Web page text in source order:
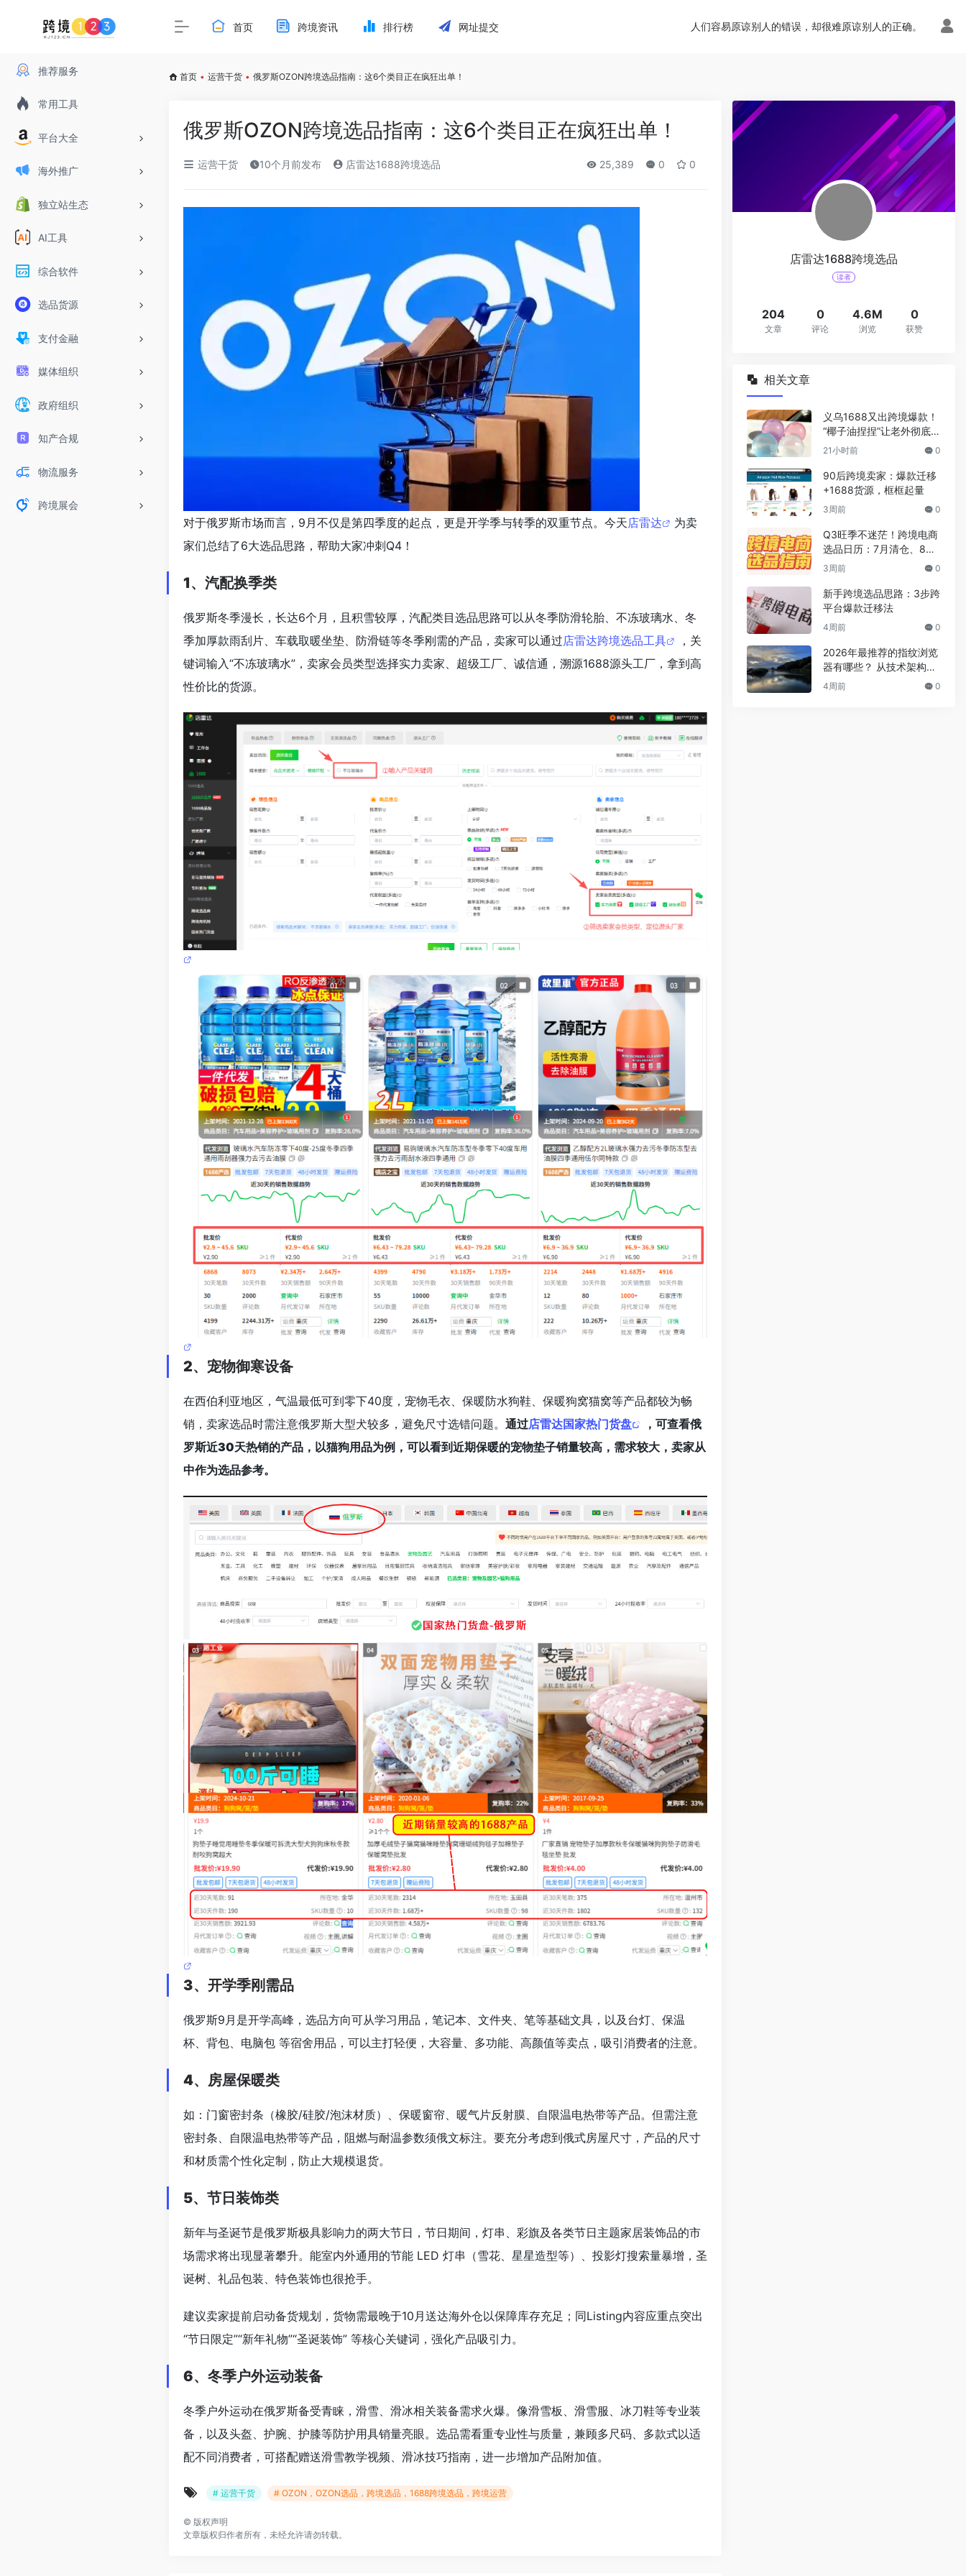
推荐服务
常用工具
平台大全
海外推广
独立站生态
AI工具
综合软件
选品货源
支付金融
媒体组织
政府组织
知产合规
物流服务
跨境展会
首页 跨境资讯 排行榜 网址提交 人们容易原谅别人的错误，却很难原谅别人的正确。
首页 • 运营干货 • 俄罗斯OZON跨境选品指南：这6个类目正在疯狂出单！
俄罗斯OZON跨境选品指南：这6个类目正在疯狂出单！
运营干货 10个月前发布 店雷达1688跨境选品 25,389 0 0
对于俄罗斯市场而言，9月不仅是第四季度的起点，更是开学季与转季的双重节点。今天店雷达
为卖
家们总结了6大选品思路，帮助大家冲刺Q4！
1、汽配换季类
俄罗斯冬季漫长，长达6个月，且积雪较厚，汽配类目选品思路可以从冬季防滑轮胎、不冻玻璃水、冬
季加厚款雨刮片、车载取暖坐垫、防滑链等冬季刚需的产品，卖家可以通过店雷达跨境选品工具
，关
键词输入“不冻玻璃水”，卖家会员类型选择实力卖家、超级工厂、诚信通，溯源1688源头工厂，拿到高
性价比的货源。
2、宠物御寒设备
在西伯利亚地区，气温最低可到零下40度，宠物毛衣、保暖防水狗鞋、保暖狗窝猫窝等产品都较为畅
销，卖家选品时需注意俄罗斯大型犬较多，避免尺寸选错问题。 通过店雷达国家热门货盘
，可查看俄
罗斯近30天热销的产品，以猫狗用品为例，可以看到近期保暖的宠物垫子销量较高，需求较大，卖家从
中作为选品参考。
3、开学季刚需品
俄罗斯9月是开学高峰，选品方向可从学习用品，笔记本、文件夹、笔等基础文具，以及台灯、保温
杯、背包、电脑包 等宿舍用品，可以主打轻便，大容量、多功能、高颜值等卖点，吸引消费者的注意。
4、房屋保暖类
如：门窗密封条（橡胶/硅胶/泡沫材质）、保暖窗帘、暖气片反射膜、自限温电热带等产品。但需注意
密封条、自限温电热带等产品，阻燃与耐温参数须俄文标注。要充分考虑到俄式房屋尺寸，产品的尺寸
和材质需个性化定制，防止大规模退货。
5、节日装饰类
新年与圣诞节是俄罗斯极具影响力的两大节日，节日期间，灯串、彩旗及各类节日主题家居装饰品的市
场需求将出现显著攀升。能室内外通用的节能 LED 灯串（雪花、星星造型等）、投影灯搜索量暴增，圣
诞树、礼品包装、特色装饰也很抢手。
建议卖家提前启动备货规划，货物需最晚于10月送达海外仓以保障库存充足；同Listing内容应重点突出
“节日限定”“新年礼物”“圣诞装饰” 等核心关键词，强化产品吸引力。
6、冬季户外运动装备
冬季户外运动在俄罗斯备受青睐，滑雪、滑冰相关装备需求火爆。像滑雪板、滑雪服、冰刀鞋等专业装
备，以及头盔、护腕、护膝等防护用具销量亮眼。选品需看重专业性与质量，兼顾多尺码、多款式以适
配不同消费者，可搭配赠送滑雪教学视频、滑冰技巧指南，进一步增加产品附加值。
# 运营干货 # OZON，OZON选品，跨境选品，1688跨境选品，跨境运营
© 版权声明
文章版权归作者所有，未经允许请勿转载。
店雷达1688跨境选品
读者
204
文章
0
评论
4.6M
浏览
0
获赞
相关文章
义乌1688又出跨境爆款！
“椰子油捏捏”让老外彻底上
头了
21小时前 0
90后跨境卖家：爆款迁移
+1688货源，框框起量
3周前 0
Q3旺季不迷茫！跨境电商
选品日历：7月清仓、8月
返校、9月万圣
3周前 0
新手跨境选品思路：3步跨
平台爆款迁移法
4周前 0
2026年最推荐的指纹浏览
器有哪些？ 从技术架构到
内核定制的深度解析
4周前 0